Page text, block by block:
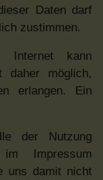
Daten darf
zustimmen.
Internet kann
daher möglich,
erlangen. Ein
der Nutzung
Impressum
uns damit nicht